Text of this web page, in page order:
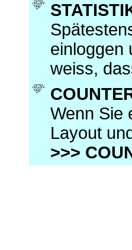
einloggen
weiss,
Wenn Sie
Layout
>>>